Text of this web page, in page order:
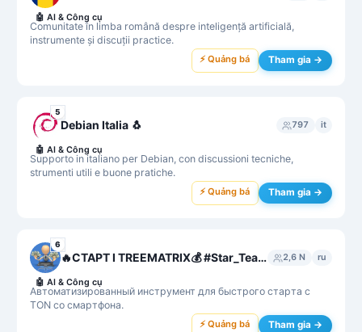
Comunitate în limba română despre inteligență artificială,
instrumente și discuții practice.
🤖 AI & Công cụ
⚡ Quảng bá Tham gia →
5
Debian Italia 🐧 797 it
Supporto in italiano per Debian, con discussioni tecniche,
strumenti utili e buone pratiche.
🤖 AI & Công cụ
⚡ Quảng bá Tham gia →
6
🔥СТАРТ I TREEMATRIX💰 #Star_Team❤️💎 2,6 N ru
Автоматизированный инструмент для быстрого старта с
TON со смартфона.
🤖 AI & Công cụ
⚡ Quảng bá Tham gia →